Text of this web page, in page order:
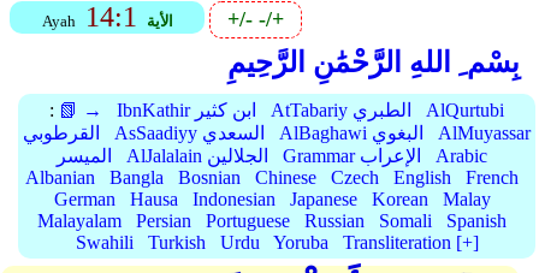
Ayah 14:1 الأية +/--/+
بِسْم ِ اللهِ الرَّحْمَٰنِ الرَّحِيمِ
: 📗 → IbnKathir ابن كثير AtTabariy الطبري
AlQurtubi
القرطوبي
AsSaadiyy السعدي AlBaghawi البغوي
AlMuyassar
الميسر
AlJalalain الجلالين Grammar الإعراب
Arabic
Albanian
Bangla Bosnian Chinese Czech English
French
German
Hausa Indonesian Japanese Korean
Malay
Malayalam
Persian Portuguese Russian Somali
Spanish
Swahili
Turkish Urdu Yoruba Transliteration [+]